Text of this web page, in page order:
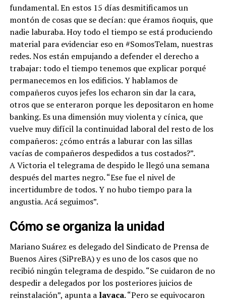
fundamental. En estos 15 días desmitificamos un
montón de cosas que se decían: que éramos ñoquis, que
nadie laburaba. Hoy todo el tiempo se está produciendo
material para evidenciar eso en #SomosTelam, nuestras
redes. Nos están empujando a defender el derecho a
trabajar: todo el tiempo tenemos que explicar porqué
permanecemos en los edificios. Y hablamos de
compañeros cuyos jefes los echaron sin dar la cara,
otros que se enteraron porque les depositaron en home
banking. Es una dimensión muy violenta y cínica, que
vuelve muy difícil la continuidad laboral del resto de los
compañeros: ¿cómo entrás a laburar con las sillas
vacías de compañeros despedidos a tus costados?”.
A Victoria el telegrama de despido le llegó una semana
después del martes negro. “Ese fue el nivel de
incertidumbre de todos. Y no hubo tiempo para la
angustia. Acá seguimos”.
Cómo se organiza la unidad
Mariano Suárez es delegado del Sindicato de Prensa de
Buenos Aires (SiPreBA) y es uno de los casos que no
recibió ningún telegrama de despido. “Se cuidaron de no
despedir a delegados por los posteriores juicios de
reinstalación”, apunta a lavaca. “Pero se equivocaron